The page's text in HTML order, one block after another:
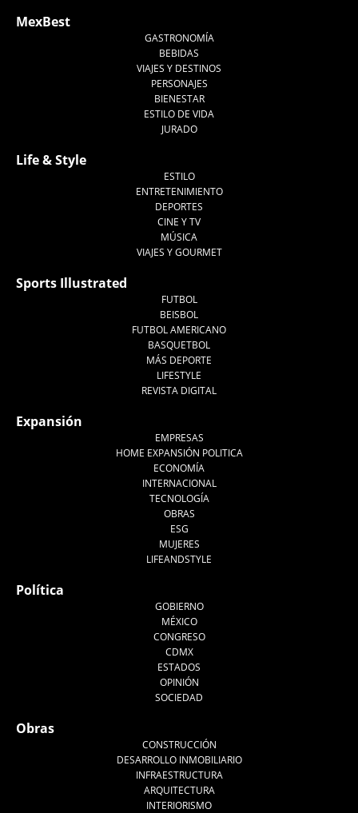
MexBest
GASTRONOMÍA
BEBIDAS
VIAJES Y DESTINOS
PERSONAJES
BIENESTAR
ESTILO DE VIDA
JURADO
Life & Style
ESTILO
ENTRETENIMIENTO
DEPORTES
CINE Y TV
MÚSICA
VIAJES Y GOURMET
Sports Illustrated
FUTBOL
BEISBOL
FUTBOL AMERICANO
BASQUETBOL
MÁS DEPORTE
LIFESTYLE
REVISTA DIGITAL
Expansión
EMPRESAS
HOME EXPANSIÓN POLITICA
ECONOMÍA
INTERNACIONAL
TECNOLOGÍA
OBRAS
ESG
MUJERES
LIFEANDSTYLE
Política
GOBIERNO
MÉXICO
CONGRESO
CDMX
ESTADOS
OPINIÓN
SOCIEDAD
Obras
CONSTRUCCIÓN
DESARROLLO INMOBILIARIO
INFRAESTRUCTURA
ARQUITECTURA
INTERIORISMO